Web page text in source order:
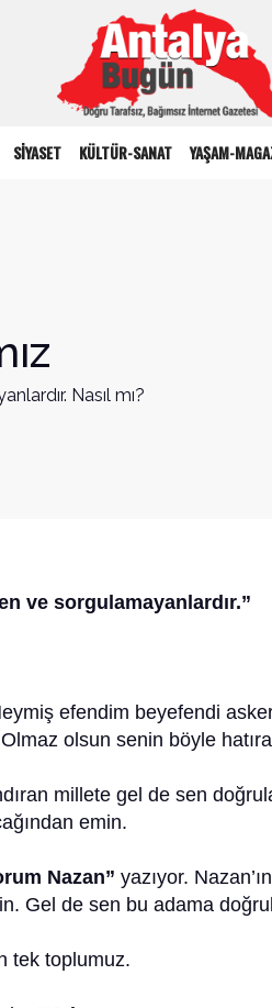
SİYASET KÜLTÜR-SANAT YAŞAM-
Nasıl mı?
ve sorgulamayanlardır.”
efendim beyefendi
Olmaz olsun senin böyle
millete gel de sen
emin.
Nazan” yazıyor.
Gel de sen bu adama
tek toplumuz.